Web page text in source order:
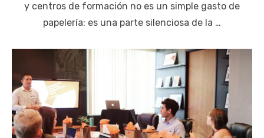
y centros de formación no es un simple gasto de
papelería: es una parte silenciosa de la …